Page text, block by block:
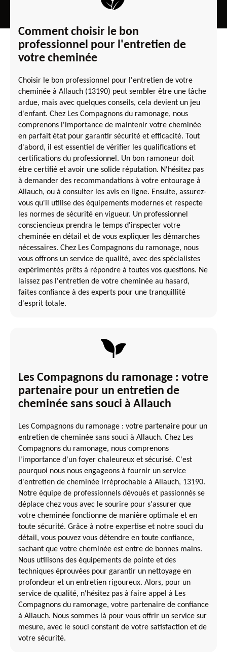
Comment choisir le bon
professionnel pour l'entretien de
votre cheminée
Choisir le bon professionnel pour l'entretien de votre
cheminée à Allauch (13190) peut sembler être une tâche
ardue, mais avec quelques conseils, cela devient un jeu
d'enfant. Chez Les Compagnons du ramonage, nous
comprenons l'importance de maintenir votre cheminée
en parfait état pour garantir sécurité et efficacité. Tout
d'abord, il est essentiel de vérifier les qualifications et
certifications du professionnel. Un bon ramoneur doit
être certifié et avoir une solide réputation. N'hésitez pas
à demander des recommandations à votre entourage à
Allauch, ou à consulter les avis en ligne. Ensuite, assurez-
vous qu'il utilise des équipements modernes et respecte
les normes de sécurité en vigueur. Un professionnel
consciencieux prendra le temps d'inspecter votre
cheminée en détail et de vous expliquer les démarches
nécessaires. Chez Les Compagnons du ramonage, nous
vous offrons un service de qualité, avec des spécialistes
expérimentés prêts à répondre à toutes vos questions. Ne
laissez pas l'entretien de votre cheminée au hasard,
faites confiance à des experts pour une tranquillité
d'esprit totale.
Les Compagnons du ramonage : votre
partenaire pour un entretien de
cheminée sans souci à Allauch
Les Compagnons du ramonage : votre partenaire pour un
entretien de cheminée sans souci à Allauch. Chez Les
Compagnons du ramonage, nous comprenons
l'importance d'un foyer chaleureux et sécurisé. C'est
pourquoi nous nous engageons à fournir un service
d'entretien de cheminée irréprochable à Allauch, 13190.
Notre équipe de professionnels dévoués et passionnés se
déplace chez vous avec le sourire pour s'assurer que
votre cheminée fonctionne de manière optimale et en
toute sécurité. Grâce à notre expertise et notre souci du
détail, vous pouvez vous détendre en toute confiance,
sachant que votre cheminée est entre de bonnes mains.
Nous utilisons des équipements de pointe et des
techniques éprouvées pour garantir un nettoyage en
profondeur et un entretien rigoureux. Alors, pour un
service de qualité, n'hésitez pas à faire appel à Les
Compagnons du ramonage, votre partenaire de confiance
à Allauch. Nous sommes là pour vous offrir un service sur
mesure, avec le souci constant de votre satisfaction et de
votre sécurité.